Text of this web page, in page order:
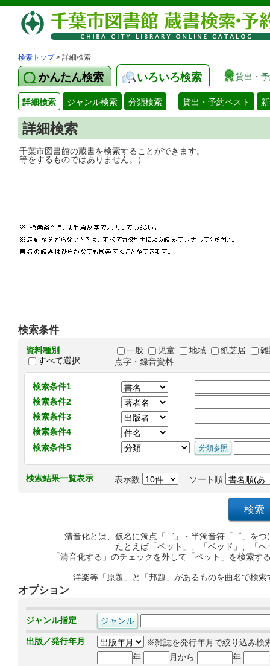
検索トップ> 詳細検索
かんたん検索 いろいろ検索 貸出・
詳細検索 ジャンル検索 分類検索 貸出・予約ベスト
詳細検索
千葉市図書館の蔵書を検索することがで
等をするものではありません。）
検索条件
資料種別
すべて選択
一般 児童 地域 紙芝居
点字・録音資料
検索条件1
検索条件2
検索条件3
検索条件4
検索条件5
検索結果一覧表示 表示数 ソート順
清音化とは、仮名に濁点「゛」・半濁音符「゜」を
たとえば「ペット」、「ベッド」、「
「清音化する」のチェックを外して「ペット」を検索
洋楽等「原題」と「邦題」があるものを曲名で検
オプション
ジャンル指定
出版／発行年月
※雑誌を発行年月で絞り込み検
年
月から 年